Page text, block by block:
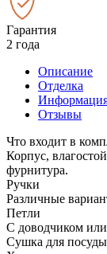
Гарантия
2 года
Описание
Отделка
Отзывы
Что входит в
Корпус,
фурнитура.
Ручки
Различные
Петли
С доводчиком
Сушка для посуды